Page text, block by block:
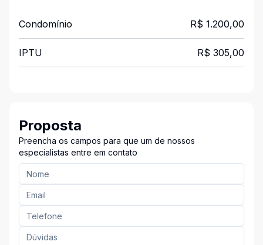
Condomínio R$ 1.200,00
IPTU R$ 305,00
Proposta
Preencha os campos para que um de nossos
especialistas entre em contato